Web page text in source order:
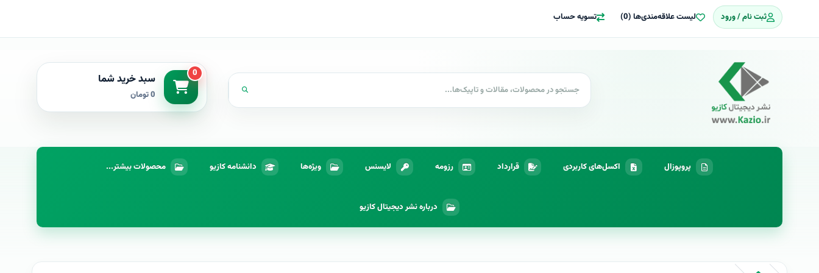
ثبت نام / ورود لیست علاقه‌مندی‌ها (0) تسویه حساب
0 سبد خرید شما
0 تومان
پروپوزال اکسل‌های کاربردی قرارداد رزومه لایسنس ویژه‌ها دانشنامه کازیو محصولات بیشتر...
درباره نشر دیجیتال کازیو